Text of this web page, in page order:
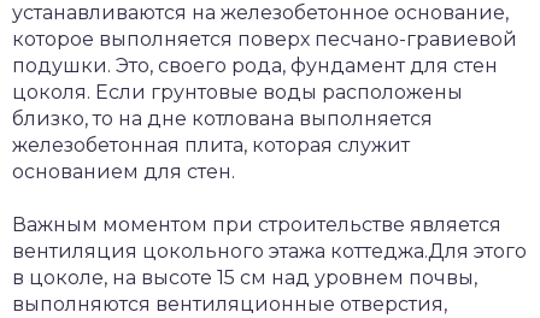
устанавливаются на железобетонное основание,
которое выполняется поверх песчано-гравиевой
подушки. Это, своего рода, фундамент для стен
цоколя. Если грунтовые воды расположены
близко, то на дне котлована выполняется
железобетонная плита, которая служит
основанием для стен.
Важным моментом при строительстве является
вентиляция цокольного этажа коттеджа.Для этого
в цоколе, на высоте 15 см над уровнем почвы,
выполняются вентиляционные отверстия,